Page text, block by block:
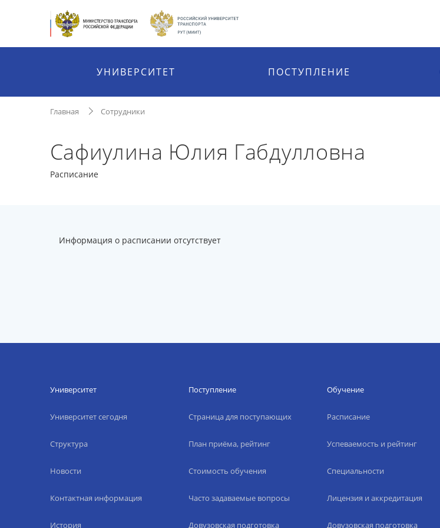
УНИВЕРСИТЕТ ПОСТУПЛЕНИЕ
Главная Сотрудники
Сафиулина Юлия Габдулловна
Расписание
Информация о расписании отсутствует
Университет
Университет сегодня
Структура
Новости
Контактная информация
История
Поступление
Страница для поступающих
План приёма, рейтинг
Стоимость обучения
Часто задаваемые вопросы
Довузовская подготовка
Обучение
Расписание
Успеваемость и рейтинг
Специальности
Лицензия и аккредитация
Довузовская подготовка